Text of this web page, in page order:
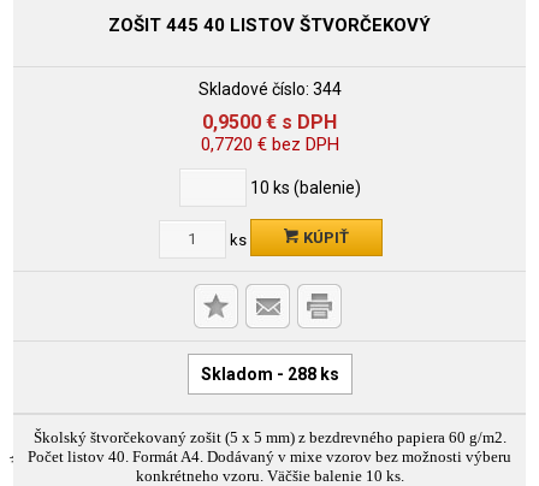
ZOŠIT 445 40 LISTOV ŠTVORČEKOVÝ
Skladové číslo: 344
0,9500 € s DPH
0,7720 €bez DPH
10 ks (balenie)
ks KÚPIŤ
Skladom - 288 ks
Školský štvorčekovaný zošit (5 x 5 mm) z bezdrevného papiera 60 g/m2.
Počet listov 40. Formát A4. Dodávaný v mixe vzorov bez možnosti výberu
konkrétneho vzoru. Väčšie balenie 10 ks.